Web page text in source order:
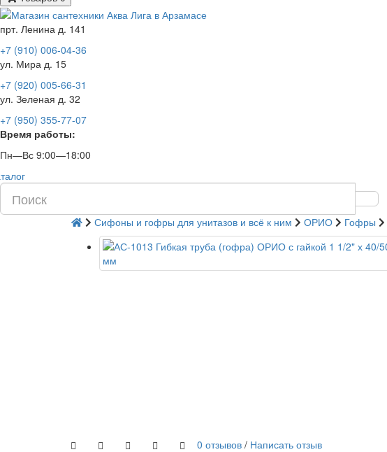
прт. Ленина д. 141
+7 (910) 006-04-36
ул. Мира д. 15
+7 (920) 005-66-31
ул. Зеленая д. 32
+7 (950) 355-77-07
Время работы:
Пн—Вс 9:00—18:00
Сифоны и гофры для унитазов и всё к ним ОРИО Гофры
0 отзывов / Написать отзыв